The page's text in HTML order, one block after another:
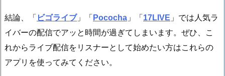
結論、「 ビゴライブ」「 Pococha 」「 17LIVE 」では人気ラ
イバーの配信でアッと時間が過ぎてしまいます。ぜひ、こ
れからライブ配信をリスナーとして始めたい方はこれらの
アプリを使ってみてください。